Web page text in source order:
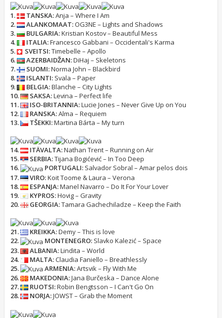
s
t
i
1. TANSKA:Anja – Where I Am
2.
ALANKOMAAT:OG3NE – Lights and Shadows
3.
BULGARIA:Kristian Kostov – Beautiful Mess
4.
ITALIA:Francesco Gabbani – Occidentali's Karma
5.
SVEITSI:Timebelle – Apollo
6.
AZERBAIDŽAN:DiHaj – Skeletons
7.
SUOMI:Norma John – Blackbird
8.
ISLANTI: Svala – Paper
9.
BELGIA:Blanche – City Lights
10.
SAKSA:Levina – Perfect life
11.
ISO-BRITANNIA:Lucie Jones – Never Give Up on You
12.
RANSKA:Alma – Requiem
13.
TŠEKKI:Martina Bárta – My turn
14. ITÄVALTA:Nathan Trent – Running on Air
15.
SERBIA:Tijana Bogićević – In Too Deep
16.
PORTUGALI: Salvador Sobral – Amar pelos dois
17.
VIRO:Koit Toome & Laura – Verona
18.
ESPANJA:Manel Navarro – Do It For Your Lover
19.
KYPROS:Hovig – Gravity
20.
GEORGIA:Tamara Gachechiladze – Keep the Faith
21. KREIKKA:Demy – This is love
22.
MONTENEGRO: Slavko Kalezić – Space
23.
ALBANIA:Lindita – World
24.
MALTA:Claudia Faniello – Breathlessly
25.
ARMENIA:Artsvik – Fly With Me
26.
MAKEDONIA:Jana Burčeska – Dance Alone
27.
RUOTSI:Robin Bengtsson – I Can't Go On
28.
NORJA:JOWST – Grab the Moment